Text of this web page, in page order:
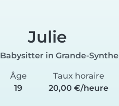
Julie
Babysitter in Grande-Synthe
Âge
19
Taux horaire
20,00 €/heure